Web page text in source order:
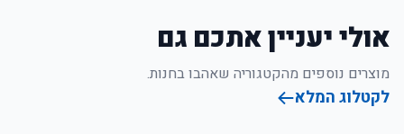
אולי יעניין אתכם גם
מוצרים נוספים מהקטגוריה שאהבו בחנות.
לקטלוג המלא